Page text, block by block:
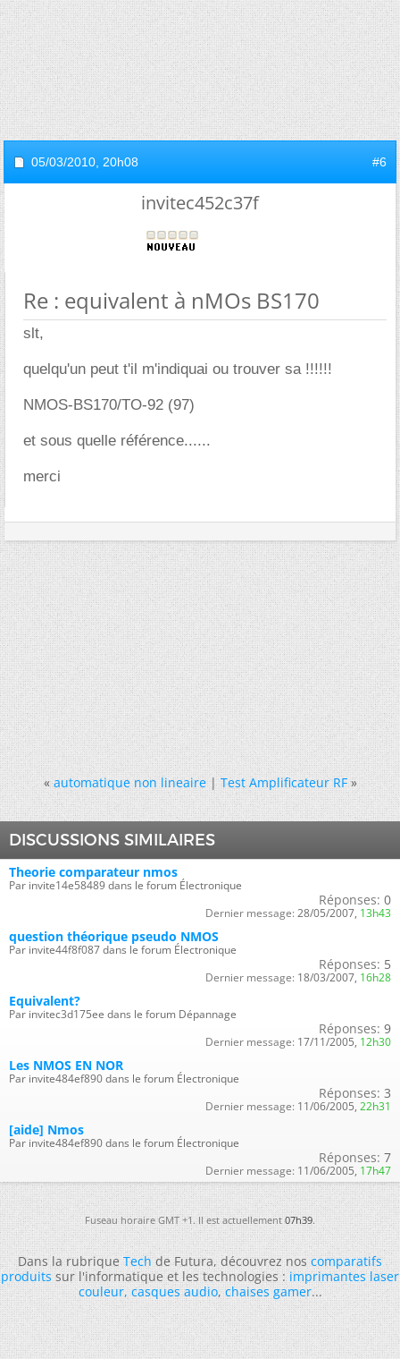
05/03/2010, 20h08 #6
invitec452c37f
Re : equivalent à nMOs BS170
slt,
quelqu'un peut t'il m'indiquai ou trouver sa !!!!!!
NMOS-BS170/TO-92 (97)
et sous quelle référence......
merci
« automatique non lineaire|Test Amplificateur RF »
DISCUSSIONS SIMILAIRES
Theorie comparateur nmos
Par invite14e58489 dans le forum Électronique
Réponses: 0
Dernier message: 28/05/2007, 13h43
question théorique pseudo NMOS
Par invite44f8f087 dans le forum Électronique
Réponses: 5
Dernier message: 18/03/2007, 16h28
Equivalent?
Par invitec3d175ee dans le forum Dépannage
Réponses: 9
Dernier message: 17/11/2005, 12h30
Les NMOS EN NOR
Par invite484ef890 dans le forum Électronique
Réponses: 3
Dernier message: 11/06/2005, 22h31
[aide] Nmos
Par invite484ef890 dans le forum Électronique
Réponses: 7
Dernier message: 11/06/2005, 17h47
Fuseau horaire GMT +1. Il est actuellement07h39.
Dans la rubriqueTechde Futura, découvrez noscomparatifs
produitssur l'informatique et les technologies :imprimantes laser
couleur,casques audio,chaises gamer...